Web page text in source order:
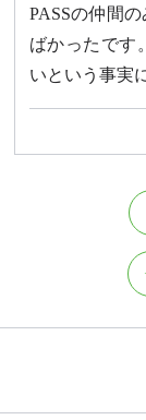
PASSの仲間
ばかったです
いという事実